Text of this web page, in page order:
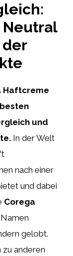
Neutral
Haftcreme
und
In der Welt
nach einer
und dabei
Corega
gelobt.
zu anderen